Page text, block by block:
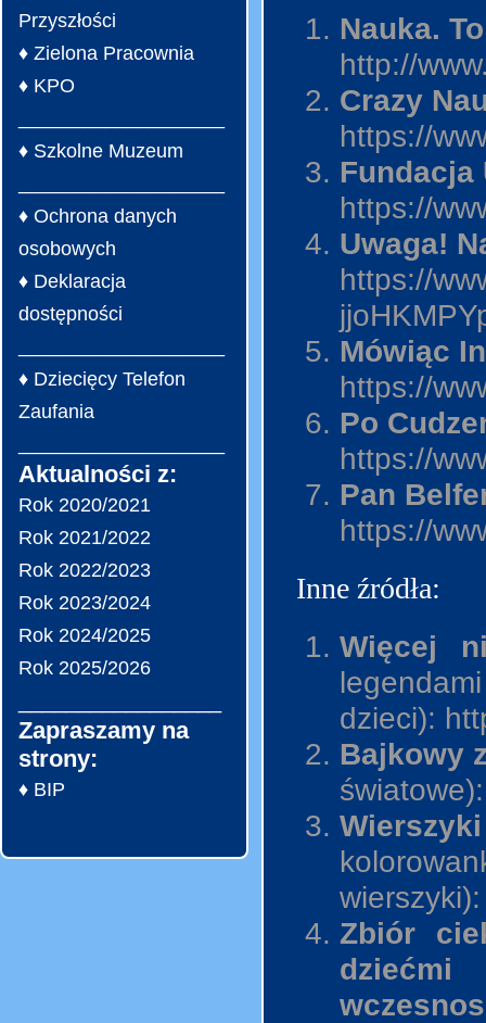
Przyszłości
♦ Zielona Pracownia
♦ KPO
♦ Szkolne Muzeum
♦ Ochrona danych
osobowych
♦ Deklaracja
dostępności
♦ Dziecięcy Telefon
Zaufania
Aktualności z:
Rok 2020/2021
Rok 2021/2022
Rok 2022/2023
Rok 2023/2024
Rok 2024/2025
Rok 2025/2026
Zapraszamy na
strony:
♦ BIP
Nauka.
http://
Crazy
https://
Fundacja
https://
Uwaga!
https://
Mówiąc
https://
Po
https://
Pan
https://
Inne źródła:
Więcej
dzieci):
Bajkowy
Zbiór